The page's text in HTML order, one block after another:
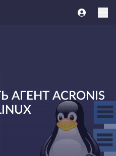
ACRONIS